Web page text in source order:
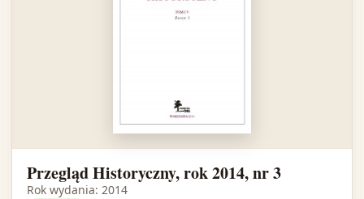
Przegląd Historyczny, rok 2014, nr 3
Rok wydania: 2014